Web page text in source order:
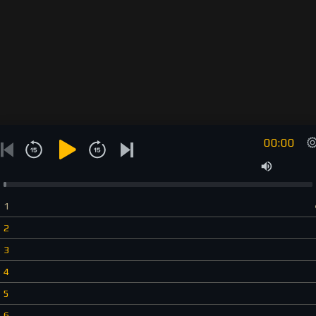
00:00
1
2
3
4
5